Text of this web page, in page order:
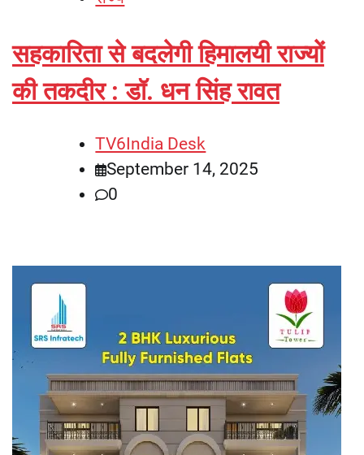
सहकारिता से बदलेगी हिमालयी राज्यों
की तकदीर : डॉ. धन सिंह रावत
TV6India Desk
September 14, 2025
0